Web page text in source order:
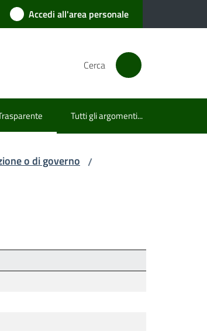
Accedi all'area personale
Cerca
Tutti gli argomenti...
o di governo /